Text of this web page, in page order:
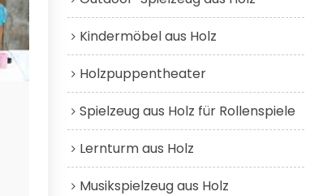
Kindermöbel aus Holz
Holzpuppentheater
Spielzeug aus Holz für Rollenspiele
Lernturm aus Holz
Musikspielzeug aus Holz